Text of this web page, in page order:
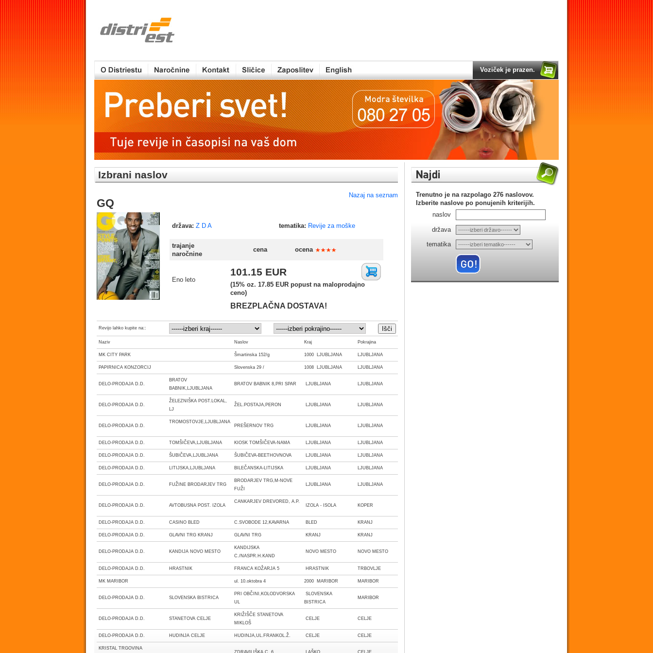
Voziček je prazen.
Trenutno je na razpolago 276 naslovov.
Izberite naslove po ponujenih kriterijih.
naslov
država
tematika
Izbrani naslov
Nazaj na seznam
GQ
država: Z D A tematika: Revije za moške
trajanje
naročnine
cena ocena
Eno leto
101.15 EUR
(15% oz. 17.85 EUR popust na maloprodajno
ceno)
BREZPLAČNA DOSTAVA!
Revijo lahko kupite na::
Naziv Naslov Kraj Pokrajina
MK CITY PARK Šmartinska 152/g 1000 LJUBLJANA LJUBLJANA
PAPIRNICA KONZORCIJ Slovenska 29 / 1008 LJUBLJANA LJUBLJANA
DELO-PRODAJA D.D.
BRATOV
BABNIK,LJUBLJANA
BRATOV BABNIK 8,PRI SPAR LJUBLJANA LJUBLJANA
DELO-PRODAJA D.D.
ŽELEZNIŠKA POST.LOKAL,
LJ
ŽEL.POSTAJA,PERON LJUBLJANA LJUBLJANA
DELO-PRODAJA D.D.
TROMOSTOVJE,LJUBLJANA
PREŠERNOV TRG
LJUBLJANA LJUBLJANA
DELO-PRODAJA D.D. TOMŠIČEVA,LJUBLJANA KIOSK TOMŠIČEVA-NAMA LJUBLJANA LJUBLJANA
DELO-PRODAJA D.D. ŠUBIČEVA,LJUBLJANA ŠUBIČEVA-BEETHOVNOVA LJUBLJANA LJUBLJANA
DELO-PRODAJA D.D. LITIJSKA,LJUBLJANA BILEČANSKA-LITIJSKA LJUBLJANA LJUBLJANA
DELO-PRODAJA D.D. FUŽINE BRODARJEV TRG
BRODARJEV TRG,M-NOVE
FUŽI
LJUBLJANA LJUBLJANA
DELO-PRODAJA D.D. AVTOBUSNA POST. IZOLA
CANKARJEV DREVORED, A.P.
IZOLA - ISOLA
KOPER
DELO-PRODAJA D.D. CASINO BLED C.SVOBODE 12,KAVARNA BLED KRANJ
DELO-PRODAJA D.D. GLAVNI TRG KRANJ GLAVNI TRG KRANJ KRANJ
DELO-PRODAJA D.D. KANDIJA NOVO MESTO
KANDIJSKA
C./NASPR.H.KAND
NOVO MESTO NOVO MESTO
DELO-PRODAJA D.D. HRASTNIK FRANCA KOŽARJA 5 HRASTNIK TRBOVLJE
MK MARIBOR ul. 10.oktobra 4 2000 MARIBOR MARIBOR
DELO-PRODAJA D.D. SLOVENSKA BISTRICA
PRI OBČINI,KOLODVORSKA
UL
SLOVENSKA
BISTRICA
MARIBOR
DELO-PRODAJA D.D. STANETOVA CELJE
KRIŽIŠČE STANETOVA
MIKLOŠ
CELJE CELJE
DELO-PRODAJA D.D. HUDINJA CELJE HUDINJA,UL.FRANKOL.Ž. CELJE CELJE
KRISTAL TRGOVINA
ZDRAVILIŠKA C. 6
LAŠKO CELJE